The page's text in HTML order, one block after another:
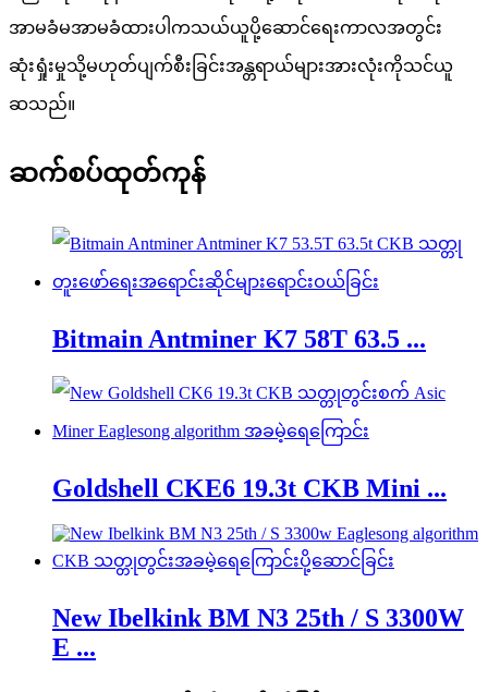
အာမခံမအာမခံထားပါကသယ်ယူပို့ဆောင်ရေးကာလအတွင်း
ဆုံးရှုံးမှုသို့မဟုတ်ပျက်စီးခြင်းအန္တရာယ်များအားလုံးကိုသင်ယူ
ဆသည်။
ဆက်စပ်ထုတ်ကုန်
Bitmain Antminer K7 58T 63.5 ...
Goldshell CKE6 19.3t CKB Mini ...
New Ibelkink BM N3 25th / S 3300W
E ...